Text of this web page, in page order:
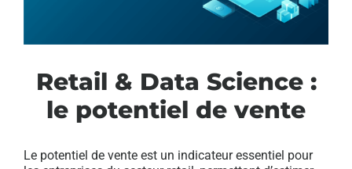
Retail & Data Science :
le potentiel de vente
Le potentiel de vente est un indicateur essentiel pour